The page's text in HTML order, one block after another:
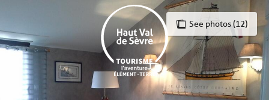
contenu
principal
See photos (12)